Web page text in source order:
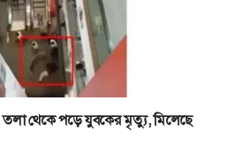
তলা থেকে পড়ে যুবকের মৃত্যু, মিলেছে